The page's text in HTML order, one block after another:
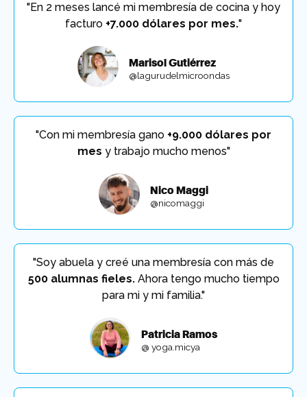
"En 2 meses lancé mi membresía de cocina y hoy
facturo +7.000 dólares por mes."
Marisol Gutiérrez
@lagurudelmicroondas
"Con mi membresía gano +9.000 dólares por
mes y trabajo mucho menos"
Nico Maggi
@nicomaggi
"Soy abuela y creé una membresía con más de
500 alumnas fieles. Ahora tengo mucho tiempo
para mi y mi familia."
Patricia Ramos
@ yoga.micya